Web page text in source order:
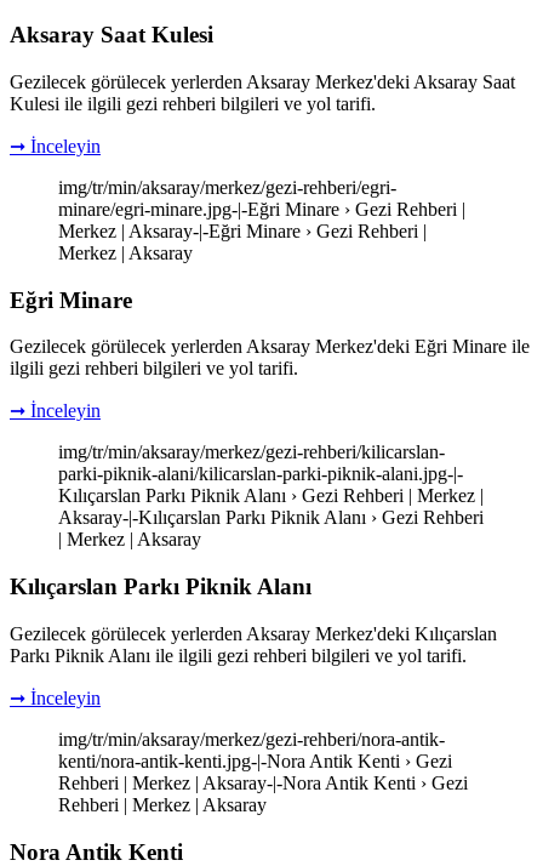
Aksaray Saat Kulesi
Gezilecek görülecek yerlerden Aksaray Merkez'deki Aksaray Saat
Kulesi ile ilgili gezi rehberi bilgileri ve yol tarifi.
➞ İnceleyin
img/tr/min/aksaray/merkez/gezi-rehberi/egri-
minare/egri-minare.jpg-|-Eğri Minare › Gezi Rehberi |
Merkez | Aksaray-|-Eğri Minare › Gezi Rehberi |
Merkez | Aksaray
Eğri Minare
Gezilecek görülecek yerlerden Aksaray Merkez'deki Eğri Minare ile
ilgili gezi rehberi bilgileri ve yol tarifi.
➞ İnceleyin
img/tr/min/aksaray/merkez/gezi-rehberi/kilicarslan-
parki-piknik-alani/kilicarslan-parki-piknik-alani.jpg-|-
Kılıçarslan Parkı Piknik Alanı › Gezi Rehberi | Merkez |
Aksaray-|-Kılıçarslan Parkı Piknik Alanı › Gezi Rehberi
| Merkez | Aksaray
Kılıçarslan Parkı Piknik Alanı
Gezilecek görülecek yerlerden Aksaray Merkez'deki Kılıçarslan
Parkı Piknik Alanı ile ilgili gezi rehberi bilgileri ve yol tarifi.
➞ İnceleyin
img/tr/min/aksaray/merkez/gezi-rehberi/nora-antik-
kenti/nora-antik-kenti.jpg-|-Nora Antik Kenti › Gezi
Rehberi | Merkez | Aksaray-|-Nora Antik Kenti › Gezi
Rehberi | Merkez | Aksaray
Nora Antik Kenti